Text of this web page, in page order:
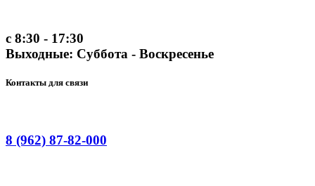
с 8:30 - 17:30
Выходные: Суббота - Воскресенье
Контакты для связи
8 (962) 87-82-000